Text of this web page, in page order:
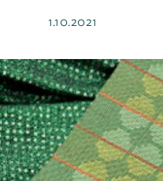
Julkaistu
1.10.2021